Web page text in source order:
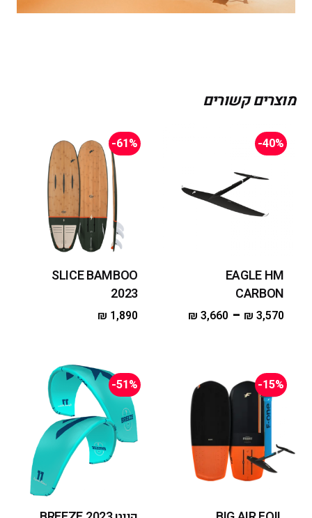
מוצרים קשורים
-40%
EAGLE HM
CARBON
₪ 3,570
–
₪ 3,660
-61%
SLICE BAMBOO
2023
₪ 1,890
-15%
-51%